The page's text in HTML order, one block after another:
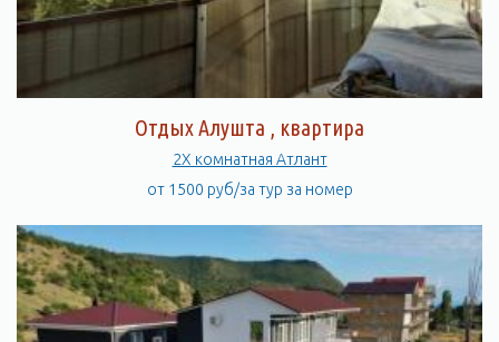
Отдых Алушта , квартира
2Х комнатная Атлант
от 1500 руб/за тур за номер